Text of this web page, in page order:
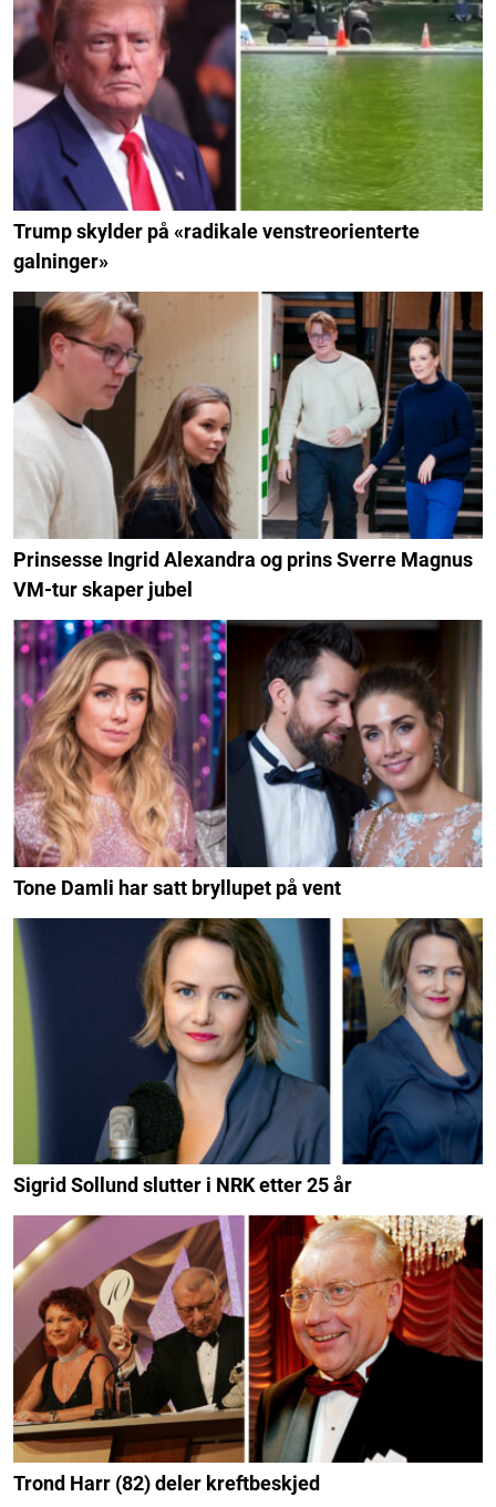
Trump skylder på «radikale venstreorienterte
galninger»
Prinsesse Ingrid Alexandra og prins Sverre Magnus
VM-tur skaper jubel
Tone Damli har satt bryllupet på vent
Sigrid Sollund slutter i NRK etter 25 år
Trond Harr (82) deler kreftbeskjed